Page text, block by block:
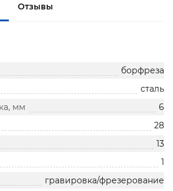
Отзывы
борфреза
сталь
мм
6
28
13
1
гравировка/фрезерование